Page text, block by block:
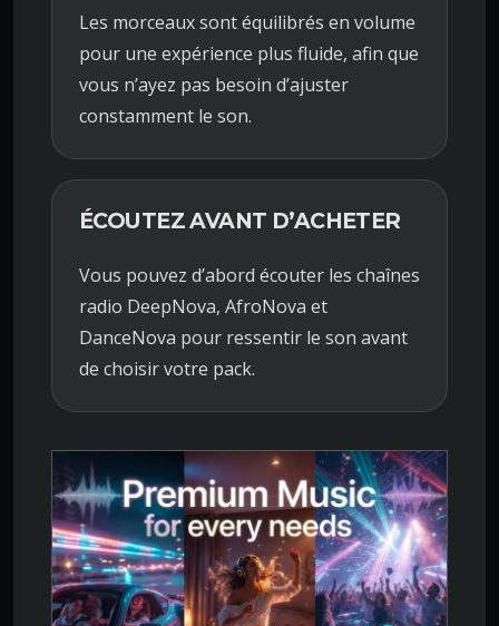
Les morceaux sont équilibrés en volume
pour une expérience plus fluide, afin que
vous n’ayez pas besoin d’ajuster
constamment le son.
ÉCOUTEZ AVANT D’ACHETER
Vous pouvez d’abord écouter les chaînes
radio DeepNova, AfroNova et
DanceNova pour ressentir le son avant
de choisir votre pack.